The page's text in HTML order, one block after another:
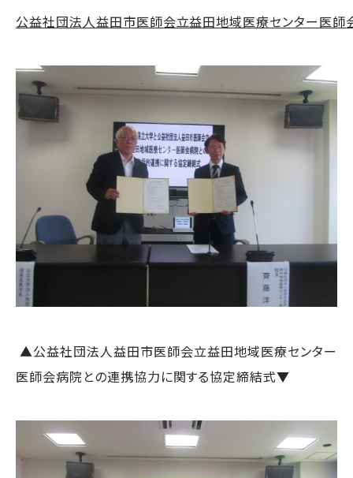
公益社団法人益田市医師会立益田地域医療センター医師
▲公益社団法人益田市医師会立益田地域医療センター
医師会病院との連携協力に関する協定締結式▼